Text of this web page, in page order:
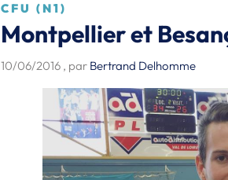
CFU (N1)
Montpellier et
10/06/2016 , par Bertrand Delhomme